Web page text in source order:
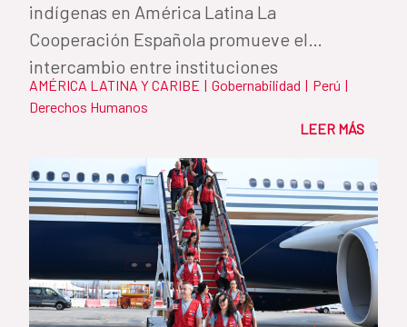
indígenas en América Latina La
Cooperación Española promueve el
intercambio entre instituciones
iberoamericanas para...
AMÉRICA LATINA Y CARIBE | Gobernabilidad | Perú |
Derechos Humanos
LEER MÁS